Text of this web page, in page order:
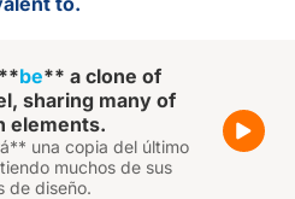
be** a clone of
sharing many of
elements.
una copia del último
muchos de sus
de diseño.